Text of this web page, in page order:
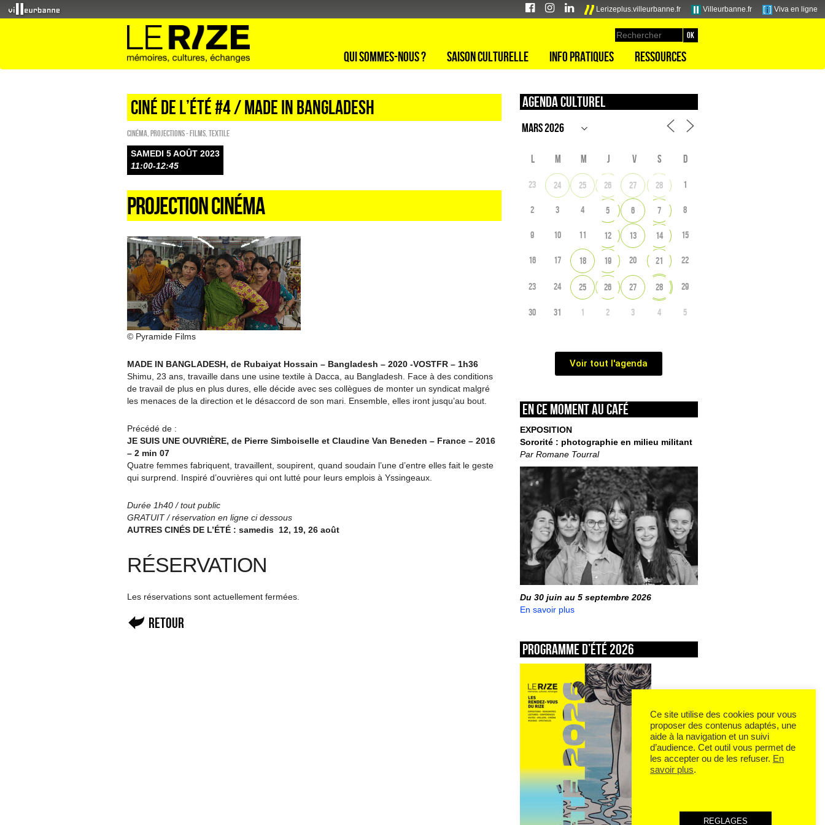
Lerizeplus.villeurbanne.fr Villeurbanne.fr Viva en ligne
Qui sommes-nous ? Saison culturelle Info pratiques Ressources
ciné de l’été #4 / made in bangladesh
Cinéma PROJECTIONS - FILMS Textile
SAMEDI 5 AOÛT 2023
11:00-12:45
PROJECTION CINÉMA
© Pyramide Films
MADE IN BANGLADESH, de Rubaiyat Hossain – Bangladesh – 2020 -VOSTFR – 1h36
Shimu, 23 ans, travaille dans une usine textile à Dacca, au Bangladesh. Face à des conditions
de travail de plus en plus dures, elle décide avec ses collègues de monter un syndicat malgré
les menaces de la direction et le désaccord de son mari. Ensemble, elles iront jusqu’au bout.
Précédé de :
JE SUIS UNE OUVRIÈRE, de Pierre Simboiselle et Claudine Van Beneden – France – 2016
– 2 min 07
Quatre femmes fabriquent, travaillent, soupirent, quand soudain l’une d’entre elles fait le geste
qui surprend. Inspiré d’ouvrières qui ont lutté pour leurs emplois à Yssingeaux.
Durée 1h40 / tout public
GRATUIT / réservation en ligne ci dessous
AUTRES CINÉS DE L’ÉTÉ : samedis 12, 19, 26 août
RÉSERVATION
Les réservations sont actuellement fermées.
Retour
Agenda culturel
L M M J V S D
23 24 25 26 27 28 1
2 3 4 5 6 7 8
9 10 11 12 13 14 15
16 17 18 19 20 21 22
23 24 25 26 27 28 29
30 31 1 2 3 4 5
Voir tout l'agenda
En ce moment au café
EXPOSITION
Sororité : photographie en milieu militant
Par Romane Tourral
Du 30 juin au 5 septembre 2026
En savoir plus
Programme d’été 2026
Ce site utilise des cookies pour vous
proposer des contenus adaptés, une
aide à la navigation et un suivi
d’audience. Cet outil vous permet de
les accepter ou de les refuser. En
savoir plus.
REGLAGES